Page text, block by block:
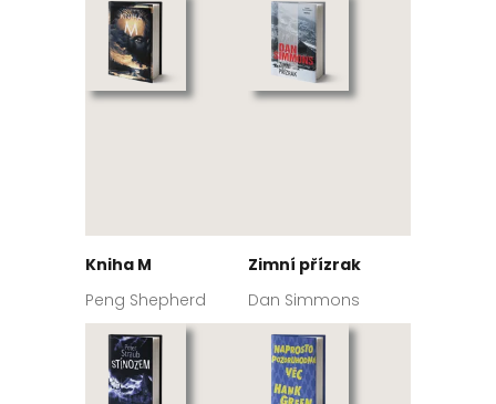
Kniha M
Peng Shepherd
Zimní přízrak
Dan Simmons